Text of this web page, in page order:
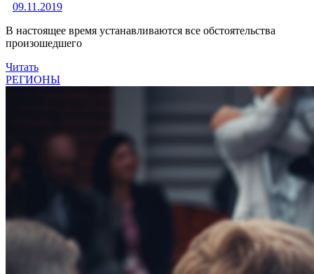
09.11.2019
В настоящее время устанавливаются все обстоятельства
произошедшего
Читать
РЕГИОНЫ